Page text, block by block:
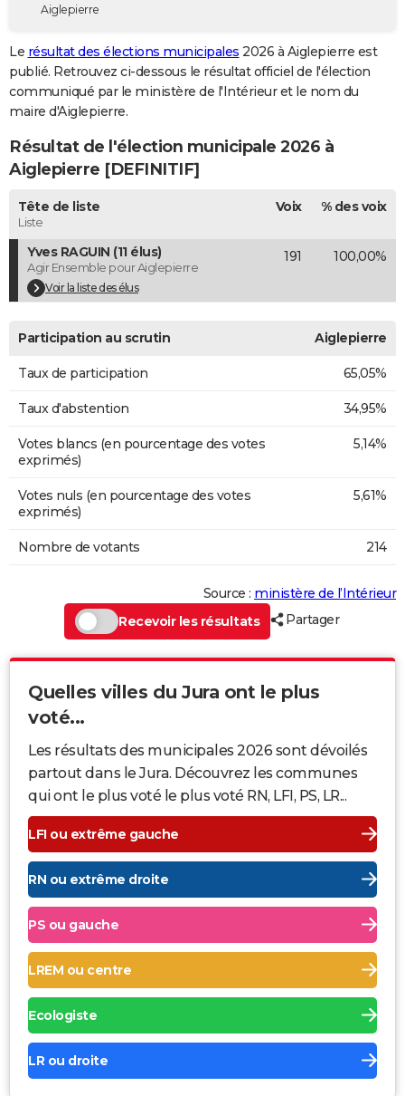
Destinations
City break
Voyage nature
Voyage de noces
Forum
GUIDES D'ACHAT
BONS PLANS
Carte de Noël
Carte Bonne année
Carte Saint-Valentin
Carte Pâques
Carte d'anniversaire
DICTIONNAIRE
Dictionnaire
Biographies
Citations
Expressions
Proverbes
PROGRAMME TV
COPAINS D'AVANT
S'inscrire
Se connecter
Lycées
Collèges
Primaires
Universités
Entreprises
Service militaire
Avis de recherche
AVIS DE DÉCÈS
Bricolage
Television
Aiglepierre
Le résultat des élections municipales 2026 à Aiglepierre est
publié. Retrouvez ci-dessous le résultat officiel de l'élection
communiqué par le ministère de l'Intérieur et le nom du
maire d'Aiglepierre.
Résultat de l'élection municipale 2026 à
Aiglepierre [DEFINITIF]
Tête de liste
Liste
Voix % des voix
Yves RAGUIN (11 élus)
Agir Ensemble pour Aiglepierre
Voir la liste des élus
191 100,00%
Participation au scrutin Aiglepierre
Taux de participation 65,05%
Taux d'abstention 34,95%
Votes blancs (en pourcentage des votes
exprimés)
5,14%
Votes nuls (en pourcentage des votes
exprimés)
5,61%
Nombre de votants 214
Source : ministère de l’Intérieur
Recevoir les résultats
Partager
Quelles villes du Jura ont le plus
voté...
Les résultats des municipales 2026 sont dévoilés
partout dans le Jura. Découvrez les communes
qui ont le plus voté le plus voté RN, LFI, PS, LR...
LFI ou extrême gauche
RN ou extrême droite
PS ou gauche
LREM ou centre
Ecologiste
LR ou droite